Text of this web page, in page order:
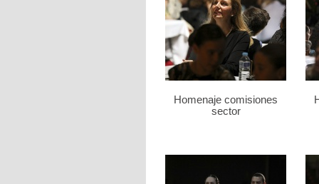
Homenaje comisiones
sector